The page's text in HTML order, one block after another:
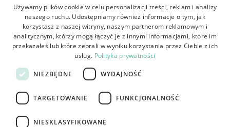
СВЕТОДИОДНАЯ ХРУСТАЛЬНАЯ ПОДВЕСНАЯ
ЛАМПА SWE073-CP 60CM CHROME
POLISH
BULGARIAN
Używamy plików cookie w celu personalizacji treści, reklam i analizy
naszego ruchu. Udostępniamy również informacje o tym, jak
korzystasz z naszej witryny, naszym partnerom reklamowym i
analitycznym, którzy mogą łączyć je z innymi informacjami, które im
przekazałeś lub które zebrali w wyniku korzystania przez Ciebie z ich
usług. Polityka prywatności
NIEZBĘDNE WYDAJNOŚĆ
TARGETOWANIE FUNKCJONALNOŚĆ
NIESKLASYFIKOWANE